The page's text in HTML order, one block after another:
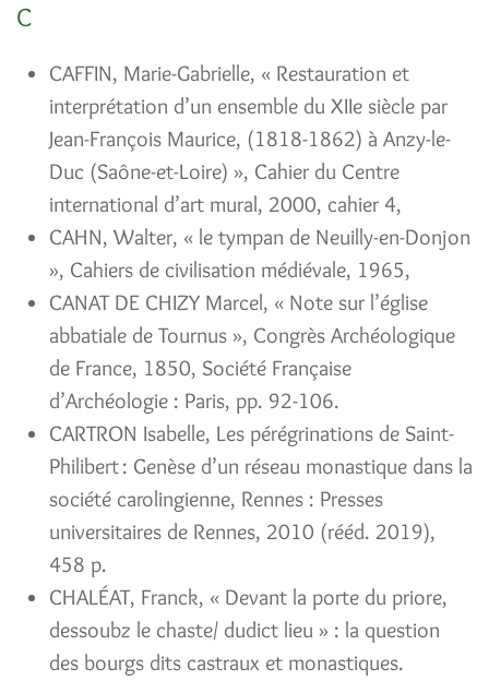
C
CAFFIN, Marie-Gabrielle, « Restauration et
interprétation d’un ensemble du XIIe siècle par
Jean-François Maurice, (1818-1862) à Anzy-le-
Duc (Saône-et-Loire) », Cahier du Centre
international d’art mural, 2000, cahier 4,
CAHN, Walter, « le tympan de Neuilly-en-Donjon
», Cahiers de civilisation médiévale, 1965,
CANAT DE CHIZY Marcel, « Note sur l’église
abbatiale de Tournus », Congrès Archéologique
de France, 1850, Société Française
d’Archéologie : Paris, pp. 92-106.
CARTRON Isabelle, Les pérégrinations de Saint-
Philibert : Genèse d’un réseau monastique dans la
société carolingienne, Rennes : Presses
universitaires de Rennes, 2010 (rééd. 2019),
458 p.
CHALÉAT, Franck, « Devant la porte du priore,
dessoubz le chaste/ dudict lieu » : la question
des bourgs dits castraux et monastiques.